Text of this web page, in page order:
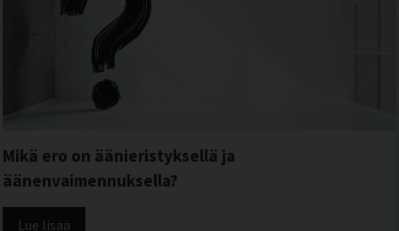
Mikä ero on äänieristyksellä ja
äänenvaimennuksella?
Lue lisää